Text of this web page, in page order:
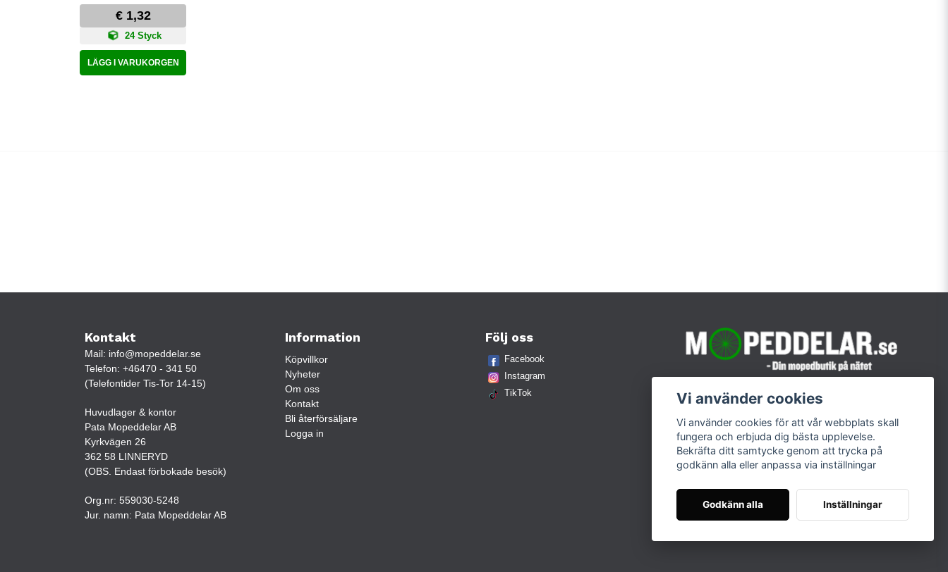
€ 1,32
24 Styck
LÄGG I VARUKORGEN
Kontakt
Mail: info@mopeddelar.se
Telefon: +46470 - 341 50
(Telefontider Tis-Tor 14-15)
Huvudlager & kontor
Pata Mopeddelar AB
Kyrkvägen 26
362 58 LINNERYD
(OBS. Endast förbokade besök)
Org.nr: 559030-5248
Jur. namn: Pata Mopeddelar AB
Information
Köpvillkor
Nyheter
Om oss
Kontakt
Bli återförsäljare
Logga in
Följ oss
Facebook
Instagram
TikTok
Vi använder cookies
Vi använder cookies för att vår webbplats skall
fungera och erbjuda dig bästa upplevelse.
Bekräfta ditt samtycke genom att trycka på
godkänn alla eller anpassa via inställningar
Godkänn alla Inställningar